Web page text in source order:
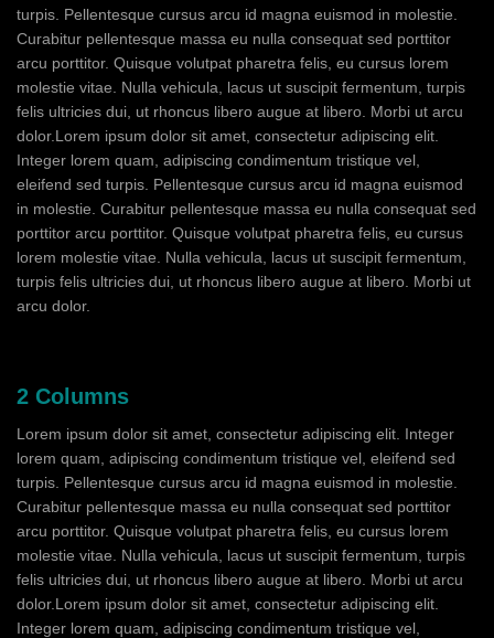
turpis. Pellentesque cursus arcu id magna euismod in molestie.
Curabitur pellentesque massa eu nulla consequat sed porttitor
arcu porttitor. Quisque volutpat pharetra felis, eu cursus lorem
molestie vitae. Nulla vehicula, lacus ut suscipit fermentum, turpis
felis ultricies dui, ut rhoncus libero augue at libero. Morbi ut arcu
dolor.Lorem ipsum dolor sit amet, consectetur adipiscing elit.
Integer lorem quam, adipiscing condimentum tristique vel,
eleifend sed turpis. Pellentesque cursus arcu id magna euismod
in molestie. Curabitur pellentesque massa eu nulla consequat sed
porttitor arcu porttitor. Quisque volutpat pharetra felis, eu cursus
lorem molestie vitae. Nulla vehicula, lacus ut suscipit fermentum,
turpis felis ultricies dui, ut rhoncus libero augue at libero. Morbi ut
arcu dolor.
2 Columns
Lorem ipsum dolor sit amet, consectetur adipiscing elit. Integer
lorem quam, adipiscing condimentum tristique vel, eleifend sed
turpis. Pellentesque cursus arcu id magna euismod in molestie.
Curabitur pellentesque massa eu nulla consequat sed porttitor
arcu porttitor. Quisque volutpat pharetra felis, eu cursus lorem
molestie vitae. Nulla vehicula, lacus ut suscipit fermentum, turpis
felis ultricies dui, ut rhoncus libero augue at libero. Morbi ut arcu
dolor.Lorem ipsum dolor sit amet, consectetur adipiscing elit.
Integer lorem quam, adipiscing condimentum tristique vel,